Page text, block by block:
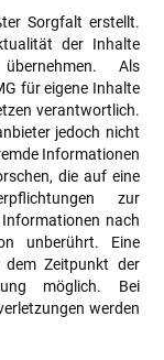
Sorgfalt erstellt.
der Inhalte
Als
für eigene Inhalte
verantwortlich.
jedoch nicht
Informationen
die auf eine
zur
nach
unberührt. Eine
Zeitpunkt der
möglich. Bei
werden